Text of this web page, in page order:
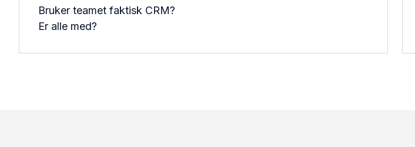
Bruker teamet faktisk CRM?
Er alle med?